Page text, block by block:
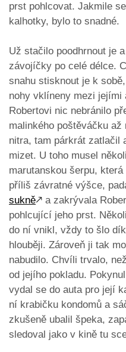
prst pohlcovat. Jakmile
kalhotky, bylo to snadné.
Už stačilo poodhrnout je
závojíčky po celé délce.
snahu stisknout je k
nohy vklíneny mezi jejími
Robertovi nic nebránilo
malinkého poštěváčku
nitra, tam párkrát zatlačil
mizet. U toho musel
marutanskou šerpu,
příliš závratné výšce,
sukně🡕 a zakrývala
pohlcující jeho prst.
do ní vnikl, vždy to šlo
hlouběji. Zároveň ji tak
nabudilo. Chvíli trvalo,
od jejího pokladu.
vydal se do auta pro její
ní krabičku kondomů a
zkušeně ubalil špeka,
sledoval jako v kině tu